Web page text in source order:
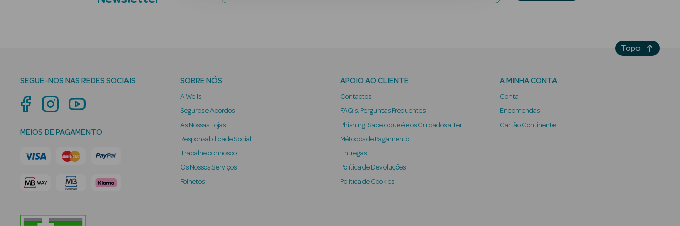
SEGUE-NOS NAS REDES SOCIAIS
MEIOS DE PAGAMENTO
SOBRE NÓS
A Wells
Seguros e Acordos
As Nossas Lojas
Responsabilidade Social
Trabalhe connosco
Os Nossos Serviços
Folhetos
APOIO AO CLIENTE
Contactos
FAQ's: Perguntas Frequentes
Phishing: Sabe o que é e os Cuidados a Ter
Métodos de Pagamento
Entregas
Política de Devoluções
Política de Cookies
A MINHA CONTA
Conta
Encomendas
Cartão Continente
Topo